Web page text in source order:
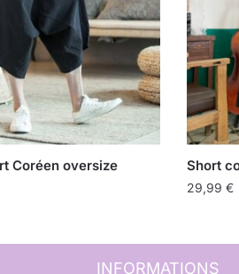
Coréen oversize Short
29,99 €
INFORMATIONS